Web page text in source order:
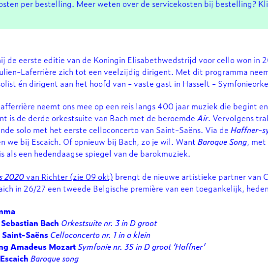
per bestelling. Meer weten over de servicekosten bij bestelling?
de eerste editie van de Koningin Elisabethwedstrijd voor cello won in
Laferrière zich tot een veelzijdig dirigent. Met dit programma
én dirigent aan het hoofd van - vaste gast in Hasselt -
neemt ons mee op een reis langs 400 jaar muziek die begint
is de derde orkestsuite van Bach met de beroemde Air. Vervolgens
solo met het eerste celloconcerto van Saint-Saëns. Via de Haffner-
we bij Escaich. Of opnieuw bij Bach, zo je wil. Want Baroque Song,
als een hedendaagse spiegel van de barokmuziek.
2020van Richter (zie 09 okt) brengt de nieuwe artistieke partner van
in 26/27 een tweede Belgische première van een toegankelijk,
Bach Orkestsuite nr. 3 in D groot
Saëns Celloconcerto nr. 1 in a klein
Amadeus MozartSymfonie nr. 35 in D groot ‘Haffner’
Baroque song